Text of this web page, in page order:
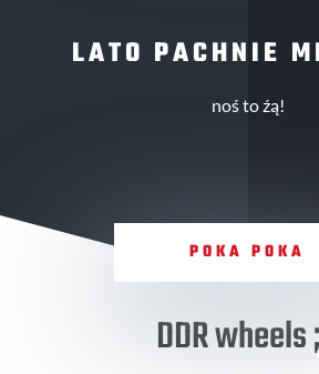
LATO PACHNIE
noś to źą!
POKA POKA
DDR wheels